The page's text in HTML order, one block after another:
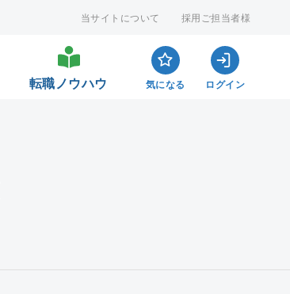
当サイトについて 採用ご担当者様
転職ノウハウ 気になる ログイン